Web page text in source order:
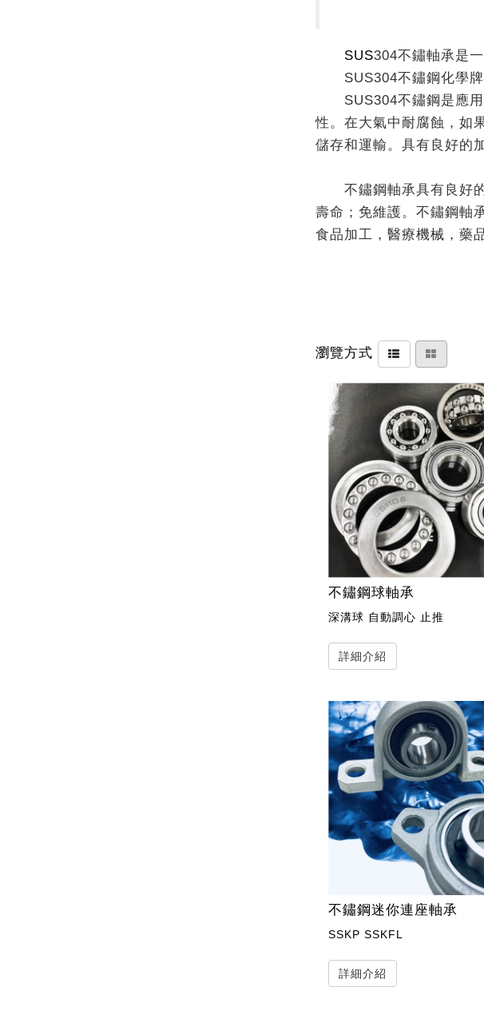
SUS304不鏽軸承是
SUS304不鏽鋼化學牌
SUS304不鏽鋼是應用
性。在大氣中耐腐蝕，如
儲存和運輸。具有良好的
不鏽鋼軸承具有良好的
壽命；免維護。不鏽鋼軸
食品加工，醫療機械，藥
瀏覽方式
不鏽鋼球軸承
深溝球 自動調心 止推
詳細介紹
不鏽鋼迷你連座軸承
SSKP SSKFL
詳細介紹